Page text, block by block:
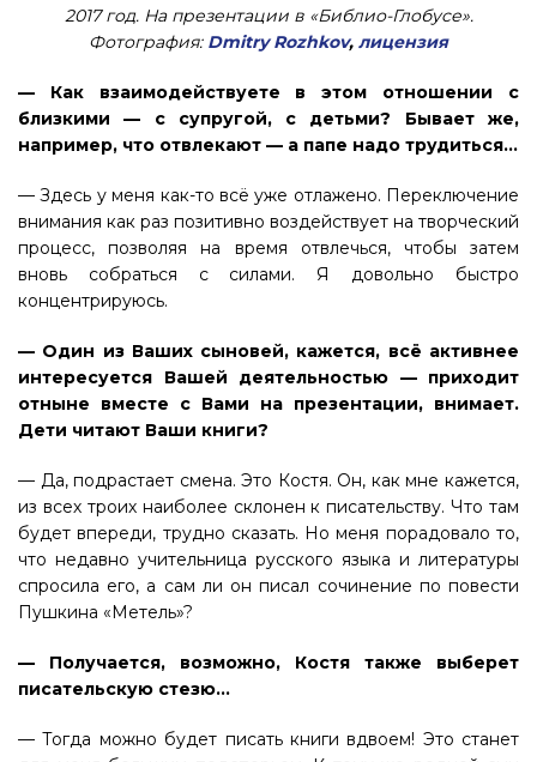
2017 год. На презентации в «Библио-Глобусе».
Фотография: Dmitry Rozhkov, лицензия
— Как взаимодействуете в этом отношении с
близкими — с супругой, с детьми? Бывает же,
например, что отвлекают — а папе надо трудиться…
— Здесь у меня как-то всё уже отлажено. Переключение
внимания как раз позитивно воздействует на творческий
процесс, позволяя на время отвлечься, чтобы затем
вновь собраться с силами. Я довольно быстро
концентрируюсь.
— Один из Ваших сыновей, кажется, всё активнее
интересуется Вашей деятельностью — приходит
отныне вместе с Вами на презентации, внимает.
Дети читают Ваши книги?
— Да, подрастает смена. Это Костя. Он, как мне кажется,
из всех троих наиболее склонен к писательству. Что там
будет впереди, трудно сказать. Но меня порадовало то,
что недавно учительница русского языка и литературы
спросила его, а сам ли он писал сочинение по повести
Пушкина «Метель»?
— Получается, возможно, Костя также выберет
писательскую стезю…
— Тогда можно будет писать книги вдвоем! Это станет